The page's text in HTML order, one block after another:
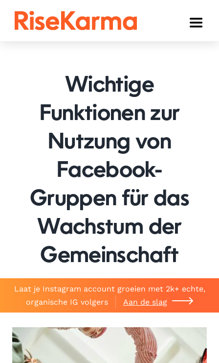
Toggle
YouTube
Twitter (𝕏)
Anderen
Winkelwagen
Nederlands
Wichtige
Funktionen zur
Nutzung von
Facebook-
Gruppen für das
Wachstum der
Gemeinschaft
Laat je Instagram account groeien met 2k+ echte,
organische IG volgers
Aan de slag